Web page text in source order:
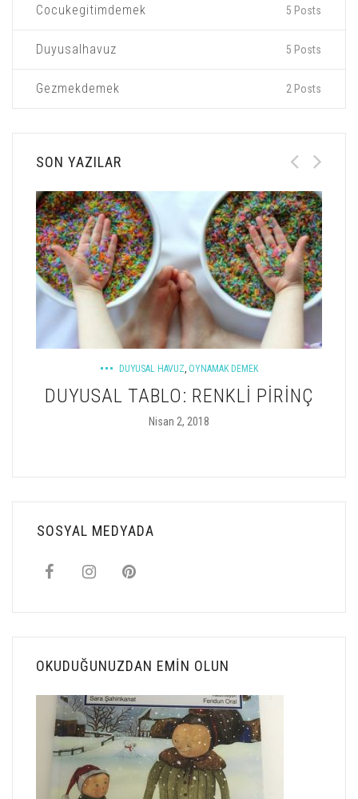
Cocukegitimdemek 5 Posts
Duyusalhavuz 5 Posts
Gezmekdemek 2 Posts
SON YAZILAR
DUYUSAL HAVUZ OYNAMAK DEMEK
DUYUSAL TABLO: RENKLI PIRINÇ
Nisan 2, 2018
SOSYAL MEDYADA
OKUDUĞUNUZDAN EMIN OLUN